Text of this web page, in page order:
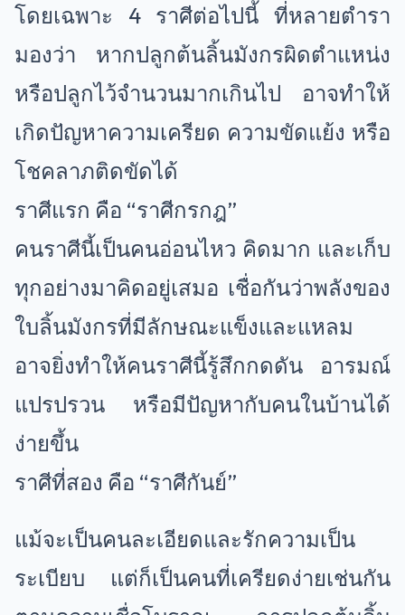
โดยเฉพาะ 4 ราศีต่อไปนี้ ที่หลายตำรา
มองว่า หากปลูกต้นลิ้นมังกรผิดตำแหน่ง
หรือปลูกไว้จำนวนมากเกินไป อาจทำให้
เกิดปัญหาความเครียด ความขัดแย้ง หรือ
โชคลาภติดขัดได้
ราศีแรก คือ “ราศีกรกฎ”
คนราศีนี้เป็นคนอ่อนไหว คิดมาก และเก็บ
ทุกอย่างมาคิดอยู่เสมอ เชื่อกันว่าพลังของ
ใบลิ้นมังกรที่มีลักษณะแข็งและแหลม
อาจยิ่งทำให้คนราศีนี้รู้สึกกดดัน อารมณ์
แปรปรวน หรือมีปัญหากับคนในบ้านได้
ง่ายขึ้น
ราศีที่สอง คือ “ราศีกันย์”
แม้จะเป็นคนละเอียดและรักความเป็น
ระเบียบ แต่ก็เป็นคนที่เครียดง่ายเช่นกัน